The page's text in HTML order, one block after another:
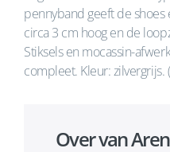
pennyband geeft de shoes
circa 3 cm hoog en de
Stiksels en mocassin-
compleet. Kleur: zilvergrijs.
Over van